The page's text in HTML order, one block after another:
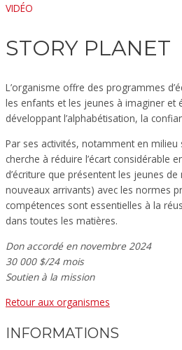
VIDÉO
STORY PLANET
L’organisme offre des programmes
les enfants et les jeunes à imaginer et
développant l’alphabétisation, la
Par ses activités, notamment en milieu
cherche à réduire l’écart considérable
d’écriture que présentent les jeunes
nouveaux arrivants) avec les normes
compétences sont essentielles à la
dans toutes les matières.
Don accordé en novembre 2024
30 000 $/24 mois
Soutien à la mission
Retour aux organismes
INFORMATIONS